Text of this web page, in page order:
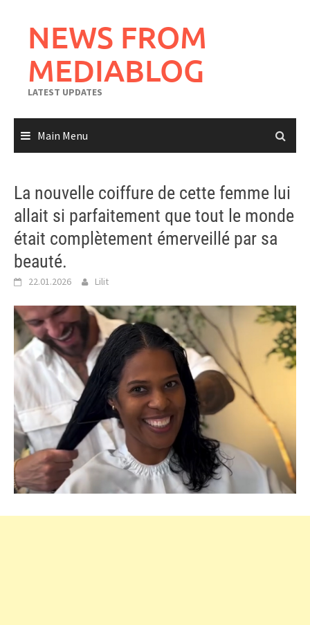
contentNEWS FROM
MEDIABLOG
LATEST UPDATES
Main Menu
La nouvelle coiffure de cette femme lui
allait si parfaitement que tout le monde
était complètement émerveillé par sa
beauté.
22.01.2026 Lilit